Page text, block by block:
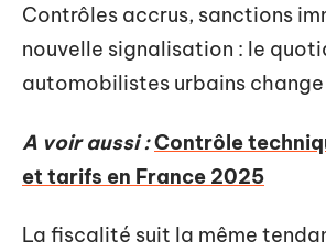
Contrôles accrus, sanctions
nouvelle signalisation : le
automobilistes urbains
A voir aussi :Contrôle
et tarifs en France 2025
La fiscalité suit la même